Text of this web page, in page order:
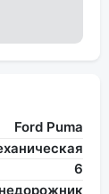
Ford Puma
6